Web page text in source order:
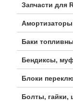
Запчасти для
Амортизаторы
Баки
Бендиксы,
Блоки
Болты, гайки,